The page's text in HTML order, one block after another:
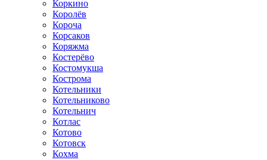
Коркино
Королёв
Короча
Корсаков
Коряжма
Костерёво
Костомукша
Кострома
Котельники
Котельниково
Котельнич
Котлас
Котово
Котовск
Кохма